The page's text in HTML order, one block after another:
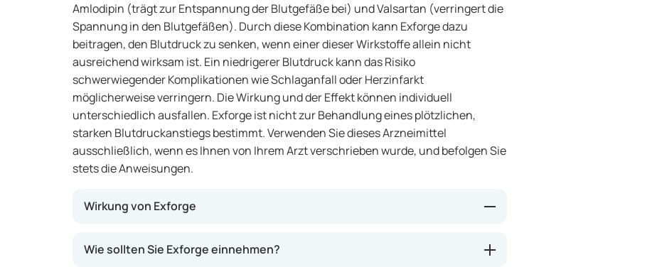
Amlodipin (trägt zur Entspannung der Blutgefäße bei) und Valsartan (verringert die
Spannung in den Blutgefäßen). Durch diese Kombination kann Exforge dazu
beitragen, den Blutdruck zu senken, wenn einer dieser Wirkstoffe allein nicht
ausreichend wirksam ist. Ein niedrigerer Blutdruck kann das Risiko
schwerwiegender Komplikationen wie Schlaganfall oder Herzinfarkt
möglicherweise verringern. Die Wirkung und der Effekt können individuell
unterschiedlich ausfallen. Exforge ist nicht zur Behandlung eines plötzlichen,
starken Blutdruckanstiegs bestimmt. Verwenden Sie dieses Arzneimittel
ausschließlich, wenn es Ihnen von Ihrem Arzt verschrieben wurde, und befolgen Sie
stets die Anweisungen.
Wirkung von Exforge
Amlodipin sorgt dafür, dass sich die Blutgefäße entspannen, während Valsartan
Wie sollten Sie Exforge einnehmen?